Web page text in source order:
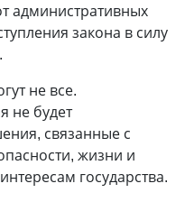
административных
закона в силу
не все.
не будет
связанные с
жизни и
государства.